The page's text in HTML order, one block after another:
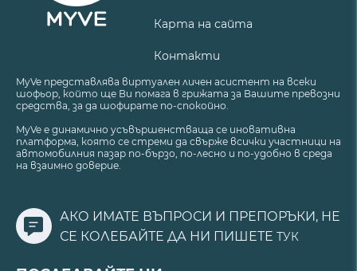
Карта на сайта
Контакти
MyVe представлява виртуален личен асистент на всеки
шофьор, който ще Ви помага в грижата за Вашите превозни
средства, за да шофирате по-спокойно.
MyVe е динамично усъвършенстваща се иновативна
платформа, която се стреми да свърже всички участници на
автомобилния пазар по-бързо, по-лесно и по-удобно в среда
на взаимно доверие.
АКО ИМАТЕ ВЪПРОСИ И ПРЕПОРЪКИ, НЕ
СЕ КОЛЕБАЙТЕ ДА НИ ПИШЕТЕ ТУК